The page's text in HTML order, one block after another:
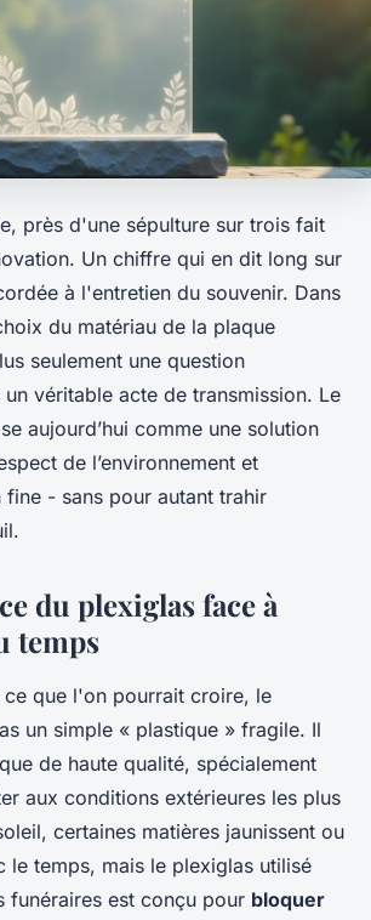
près d'une sépulture sur trois fait
Un chiffre qui en dit long sur
à l'entretien du souvenir. Dans
du matériau de la plaque
seulement une question
véritable acte de transmission. Le
aujourd’hui comme une solution
de l’environnement et
fine - sans pour autant trahir
du plexiglas face à
temps
ce que l'on pourrait croire, le
un simple « plastique » fragile. Il
de haute qualité, spécialement
aux conditions extérieures les plus
certaines matières jaunissent ou
le temps, mais le plexiglas utilisé
funéraires est conçu pour bloquer